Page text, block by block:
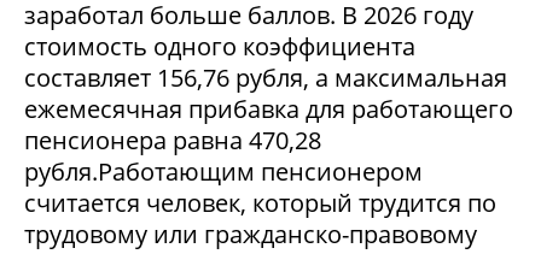
заработал больше баллов. В 2026 году
стоимость одного коэффициента
составляет 156,76 рубля, а максимальная
ежемесячная прибавка для работающего
пенсионера равна 470,28
рубля.Работающим пенсионером
считается человек, который трудится по
трудовому или гражданско-правовому